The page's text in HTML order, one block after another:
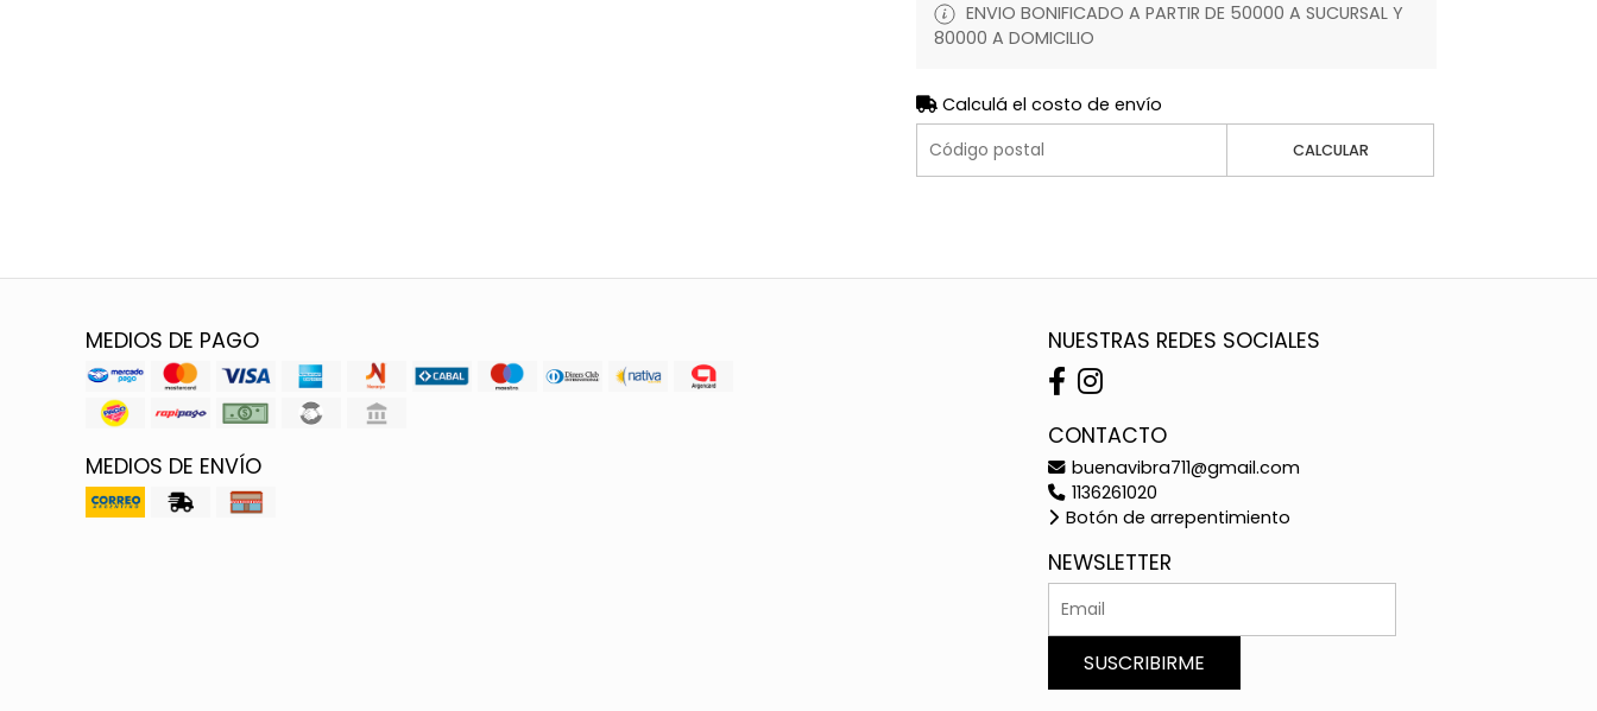
ENVIO BONIFICADO A PARTIR DE 50000 A SUCURSAL Y
80000 A DOMICILIO
Calculá el costo de envío
CALCULAR
MEDIOS DE PAGO
MEDIOS DE ENVÍO
NUESTRAS REDES SOCIALES
CONTACTO
buenavibra711@gmail.com
1136261020
Botón de arrepentimiento
NEWSLETTER
SUSCRIBIRME